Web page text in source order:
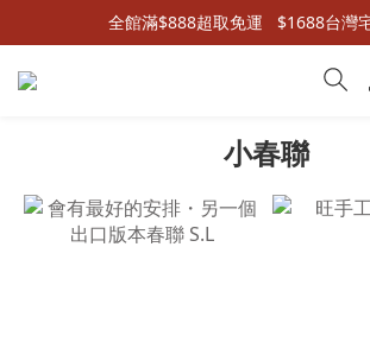
全館滿$888超取免運   $1688台灣
小春聯